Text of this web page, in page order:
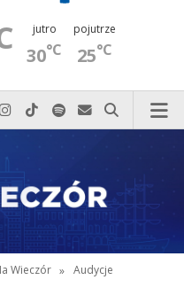
jutro
30°C
pojutrze
25°C
prostu do nas zadzwoń
nas na Facebook-u
Odwiedź nas na X
Odwiedź nas na Instagram-ie
Odwiedź nas na TikTok-u
Szukaj nas na Spotify
Wyślij do nas
Szukaj
Wieczór » Audycje